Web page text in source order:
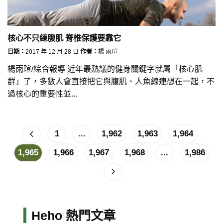
核心不只練腹肌 脊椎保護要靠它
日期： 2017 年 12 月 28 日 作者： 楊 雨瑄
楊雨瑄/綜合報導 近年最熱議的健身關鍵字就屬「核心肌
群」了，多數人會直接把它與腹肌、人魚線連想在一起，不
過核心的重要性並...
1 ... 1,962 1,963
1,964
1,965
1,966 1,967 1,968 ... 1,986
Heho 熱門文章